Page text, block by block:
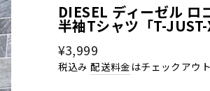
DIESEL ディーゼル ロ
半袖Tシャツ「T-
通
常
¥3,999
税込み配送料金 はチェックアウ